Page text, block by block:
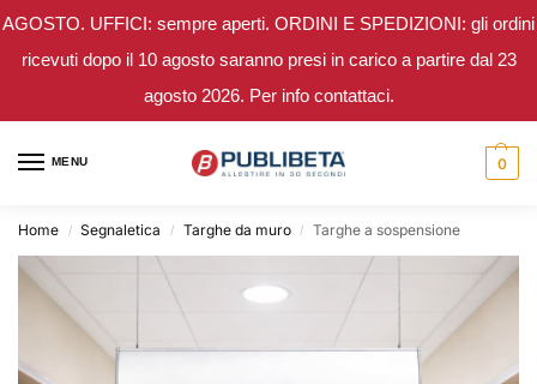
AGOSTO. UFFICI: sempre aperti. ORDINI E SPEDIZIONI: gli ordini
ricevuti dopo il 10 agosto saranno presi in carico a partire dal 23
agosto 2026. Per info contattaci.
MENU 0
Home / Segnaletica / Targhe da muro / Targhe a sospensione